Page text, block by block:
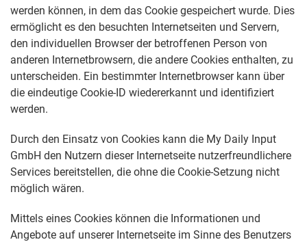
werden können, in dem das Cookie gespeichert wurde. Dies
ermöglicht es den besuchten Internetseiten und Servern,
den individuellen Browser der betroffenen Person von
anderen Internetbrowsern, die andere Cookies enthalten, zu
unterscheiden. Ein bestimmter Internetbrowser kann über
die eindeutige Cookie-ID wiedererkannt und identifiziert
werden.
Durch den Einsatz von Cookies kann die My Daily Input
GmbH den Nutzern dieser Internetseite nutzerfreundlichere
Services bereitstellen, die ohne die Cookie-Setzung nicht
möglich wären.
Mittels eines Cookies können die Informationen und
Angebote auf unserer Internetseite im Sinne des Benutzers